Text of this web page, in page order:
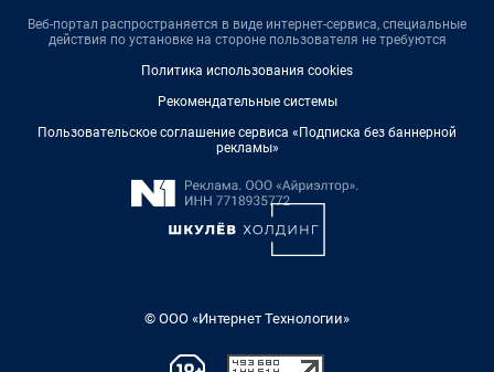
Веб-портал распространяется в виде интернет-сервиса, специальные
действия по установке на стороне пользователя не требуются
Политика использования cookies
Рекомендательные системы
Пользовательское соглашение сервиса «Подписка без баннерной
рекламы»
© ООО «Интернет Технологии»